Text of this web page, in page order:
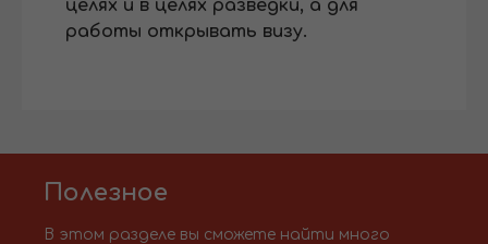
целях и в целях разведки, а для
работы открывать визу.
Полезное
В этом разделе вы сможете найти много